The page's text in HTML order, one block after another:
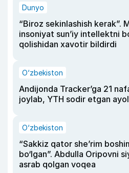
Dunyo
“Biroz sekinlashish kerak”.
insoniyat sun’iy intellektni
qolishidan xavotir bildirdi
O‘zbekiston
Andijonda Tracker’ga 21
joylab, YTH sodir etgan
O‘zbekiston
“Sakkiz qator she’rim
bo‘lgan”. Abdulla Oripovni
asrab qolgan voqea